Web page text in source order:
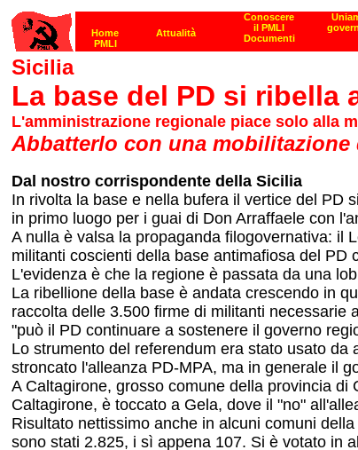
Sicilia
La base del PD si ribella
L'amministrazione regionale piace solo alla
Abbatterlo con una mobilitazione
Dal nostro corrispondente della Sicilia
In rivolta la base e nella bufera il vertice del PD
in primo luogo per i guai di Don Arraffaele con
A nulla è valsa la propaganda filogovernativa: il
militanti coscienti della base antimafiosa del
L'evidenza è che la regione è passata da una
La ribellione della base è andata crescendo in
raccolta delle 3.500 firme di militanti necessarie
"può il PD continuare a sostenere il governo
Lo strumento del referendum era stato usato
stroncato l'alleanza PD-MPA, ma in generale il
A Caltagirone, grosso comune della provincia
Caltagirone, è toccato a Gela, dove il "no"
Risultato nettissimo anche in alcuni comuni
sono stati 2.825, i sì appena 107. Si è votato in